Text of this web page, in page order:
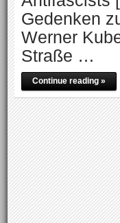
Gedenken
Werner
Straße …
Continue reading »